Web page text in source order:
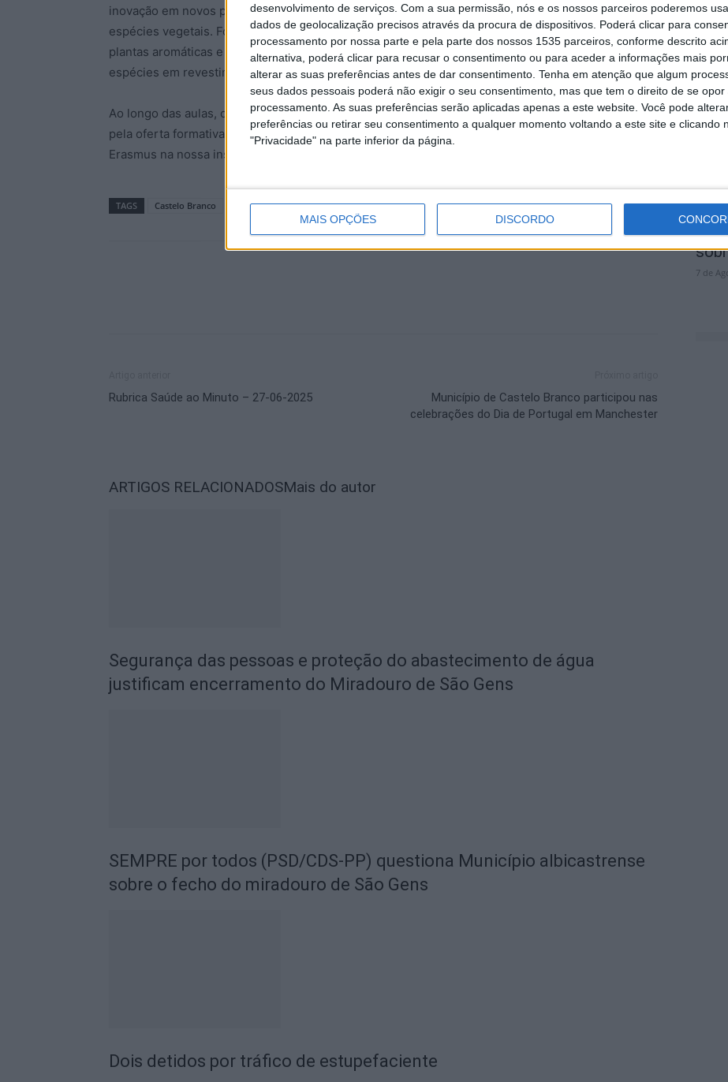
desenvolvimento de serviços. Com a sua permissão, nós e os nossos parceiros poderemos
dados de geolocalização precisos através da procura de dispositivos. Poderá clicar para
processamento por nossa parte e pela parte dos nossos 1535 parceiros, conforme descrito
alternativa, poderá clicar para recusar o consentimento ou para aceder a informações mais
alterar as suas preferências antes de dar consentimento. Tenha em atenção que algum
seus dados pessoais poderá não exigir o seu consentimento, mas que tem o direito de se opor
processamento. As suas preferências serão aplicadas apenas a este website. Você pode
preferências ou retirar seu consentimento a qualquer momento voltando a este site e clicando
"Privacidade" na parte inferior da página.
MAIS OPÇÕES DISCORDO
inovação em novos produtos alimentares, cosméticos e farmacêuticos, e da micropropagação de
espécies vegetais. Foram apresentados exemplos de propagação e conservação in vitro de
plantas aromáticas e medicinais portuguesas, bem como a aplicação de extratos aquosos dessas
espécies em revestimentos comestíveis.
Ao longo das aulas, os estudantes de licenciatura e mestrado demonstraram grande interesse
pela oferta formativa do IPCB e entusiasmo face à possibilidade de realizarem futuras mobilidades
Erasmus na nossa instituição.
TAGS Castelo Branco Erasmus ESA Escola Superior Agrária Instituto Politécnico IPCB
Rubrica Saúde ao Minuto – 27-06-2025
Município de Castelo Branco participou nas
celebrações do Dia de Portugal em Manchester
ARTIGOS RELACIONADOSMais do autor
Segurança das pessoas e proteção do abastecimento de água
justificam encerramento do Miradouro de São Gens
SEMPRE por todos (PSD/CDS-PP) questiona Município albicastrense
sobre o fecho do miradouro de São Gens
Dois detidos por tráfico de estupefaciente
do
7 de
7 de